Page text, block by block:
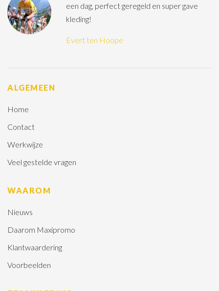
een dag, perfect geregeld en super gave
kleding!
Evert ten Hoope
ALGEMEEN
Home
Contact
Werkwijze
Veel gestelde vragen
WAAROM
Nieuws
Daarom Maxipromo
Klantwaardering
Voorbeelden